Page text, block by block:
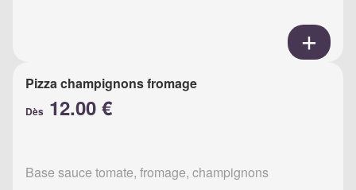
Pizza champignons fromage
Dès 12.00 €
Base sauce tomate, fromage, champignons